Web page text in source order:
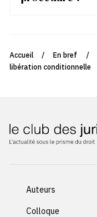
Accueil / En bref /
libération conditionnelle
Auteurs
Colloque